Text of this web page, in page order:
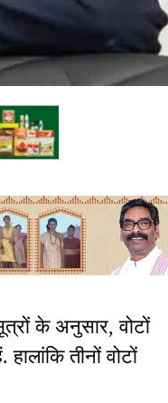
के अनुसार, वोटों
तीनों वोटों